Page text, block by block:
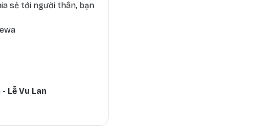
sẻ tới người thân, bạn
- Lễ Vu Lan